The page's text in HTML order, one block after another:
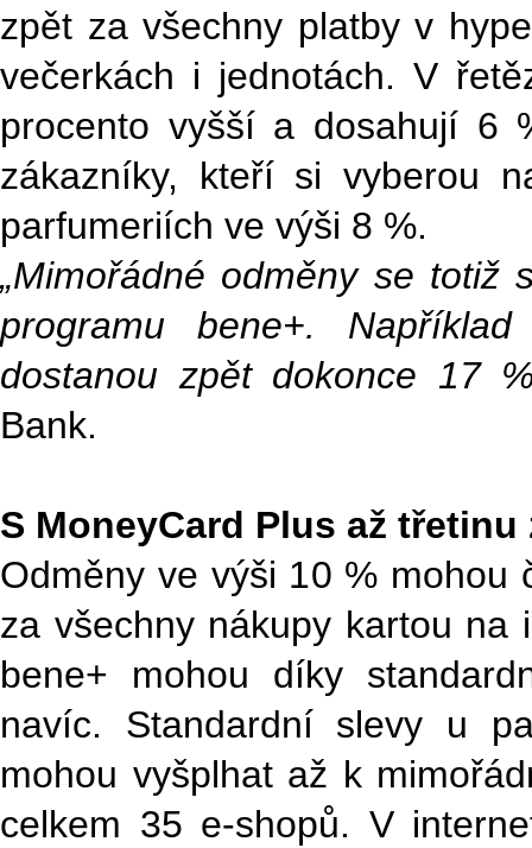
zpět za všechny platby v
večerkách i jednotách. V
procento vyšší a dosahují 6
zákazníky, kteří si vyberou
parfumeriích ve výši 8 %.
„Mimořádné odměny se
programu bene+.
dostanou zpět dokonce 17
Bank.
S MoneyCard Plus až
Odměny ve výši 10 %
za všechny nákupy kartou na
bene+ mohou díky
navíc. Standardní slevy u
mohou vyšplhat až k
celkem 35 e-shopů. V